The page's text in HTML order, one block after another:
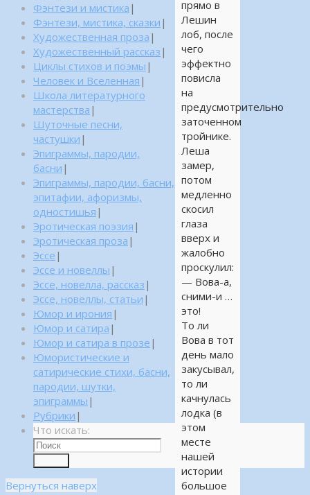
прямо в
Лешин
лоб, после
чего
эффектно
повисла
на
предусмотрительно
заточенном
тройнике.
Леша
замер,
потом
медленно
скосил
глаза
вверх и
жалобно
проскулил:
— Вова-а,
сними-и …
это!
То ли
Вова в тот
день мало
закусывал,
то ли
качнулась
лодка (в
этом
месте
нашей
истории
большое
Фэнтези и мистика |
Фэнтези, мистика, сказки |
Художественная проза |
Художественный рассказ |
Циклы стихов и поэмы |
Человек и Вселенная |
Школа литературного
мастерства |
Шуточные песни,
частушки |
Эпиграммы, пародии,
басни |
Эпиграммы, пародии, басни,
эпитафии, афоризмы,
одностишья |
Эротическая поэзия |
Эротическая проза |
Эссе |
Эссе и новеллы |
Эссе, новелла, рассказ |
Эссе, новеллы, статьи |
Юмор и ирония |
Юмор и сатира |
Юмор и сатира в прозе |
Юмористические и
сатирические стихи, басни,
пародии, шутки,
эпиграммы |
Рубрики |
Что искать:
Вернуться наверх